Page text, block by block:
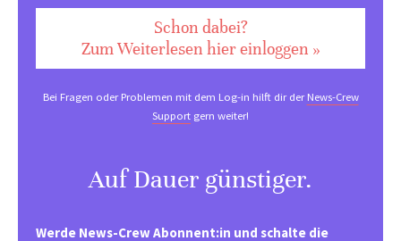
Schon dabei?
Zum Weiterlesen hier einloggen »
Bei Fragen oder Problemen mit dem Log-in hilft dir derNews-Crew
Support gern weiter!
Auf Dauer günstiger.
Werde News-Crew Abonnent:in und schalte die